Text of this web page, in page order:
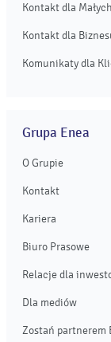
Kontakt dla
Kontakt dla
Komunikaty dla
Grupa Enea
O Grupie
Kontakt
Kariera
Biuro Prasowe
Relacje dla
Dla mediów
Zostań partnerem